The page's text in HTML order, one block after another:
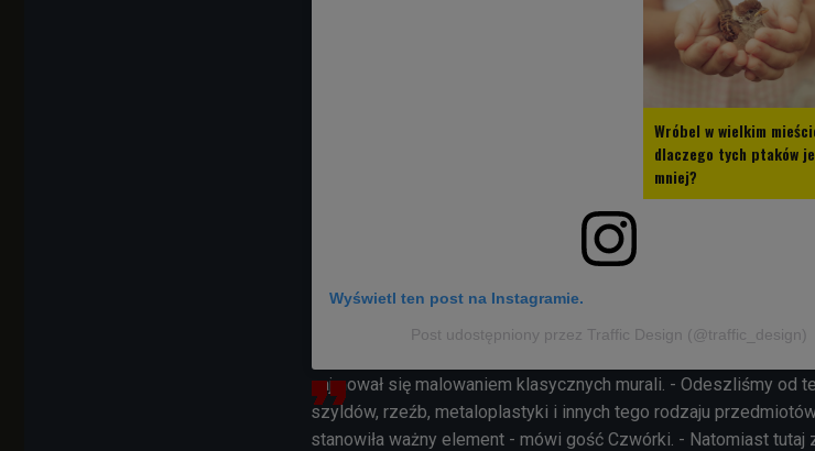
Wyświetl ten post na Instagramie.
Post udostępniony przez Traffic Design (@traffic_design)
Wróbel w wielkim
dlaczego tych ptaków
mniej?
zajmował się malowaniem klasycznych murali. - Odeszliśmy od
szyldów, rzeźb, metaloplastyki i innych tego rodzaju
stanowiła ważny element - mówi gość Czwórki. - Natomiast tutaj